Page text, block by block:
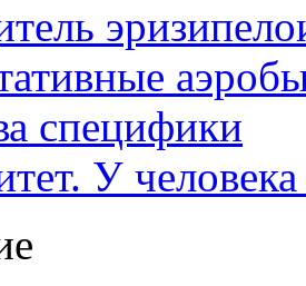
специфики
У человека